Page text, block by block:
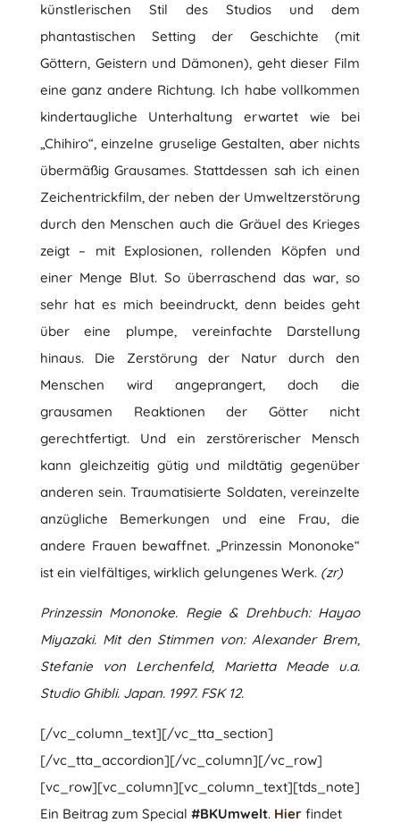
künstlerischen Stil des Studios und dem
phantastischen Setting der Geschichte (mit
Göttern, Geistern und Dämonen), geht dieser Film
eine ganz andere Richtung. Ich habe vollkommen
kindertaugliche Unterhaltung erwartet wie bei
„Chihiro“, einzelne gruselige Gestalten, aber nichts
übermäßig Grausames. Stattdessen sah ich einen
Zeichentrickfilm, der neben der Umweltzerstörung
durch den Menschen auch die Gräuel des Krieges
zeigt – mit Explosionen, rollenden Köpfen und
einer Menge Blut. So überraschend das war, so
sehr hat es mich beeindruckt, denn beides geht
über eine plumpe, vereinfachte Darstellung
hinaus. Die Zerstörung der Natur durch den
Menschen wird angeprangert, doch die
grausamen Reaktionen der Götter nicht
gerechtfertigt. Und ein zerstörerischer Mensch
kann gleichzeitig gütig und mildtätig gegenüber
anderen sein. Traumatisierte Soldaten, vereinzelte
anzügliche Bemerkungen und eine Frau, die
andere Frauen bewaffnet. „Prinzessin Mononoke“
ist ein vielfältiges, wirklich gelungenes Werk. (zr)
Prinzessin Mononoke. Regie & Drehbuch: Hayao
Miyazaki. Mit den Stimmen von: Alexander Brem,
Stefanie von Lerchenfeld, Marietta Meade u.a.
Studio Ghibli. Japan. 1997. FSK 12.
[/vc_column_text][/vc_tta_section]
[/vc_tta_accordion][/vc_column][/vc_row]
[vc_row][vc_column][vc_column_text][tds_note]
Ein Beitrag zum Special #BKUmwelt. Hierfindet